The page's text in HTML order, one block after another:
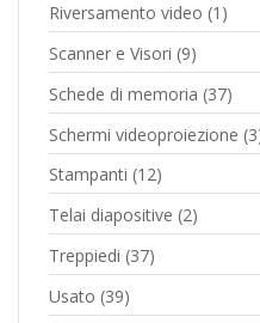
Riversamento video (1)
Scanner e Visori (9)
Schede di memoria (37)
Schermi videoproiezione
Stampanti (12)
Telai diapositive (2)
Treppiedi (37)
Usato (39)